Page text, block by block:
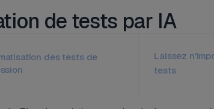
de tests par IA
des tests de
Laissez
tests